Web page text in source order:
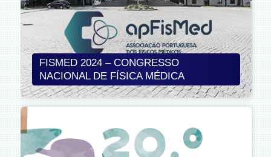
FISMED 2024 – CONGRESSO
NACIONAL DE FÍSICA MÉDICA